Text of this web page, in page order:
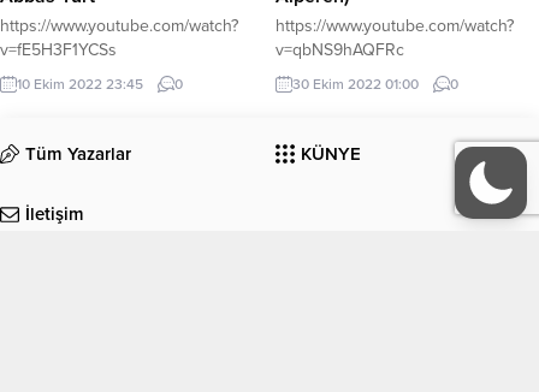
https://www.youtube.com/watch?
v=fE5H3F1YCSs
10 Ekim 2022 23:45 0
https://www.youtube.com/watch?
v=qbNS9hAQFRc
30 Ekim 2022 01:00 0
Tüm Yazarlar KÜNYE
İletişim